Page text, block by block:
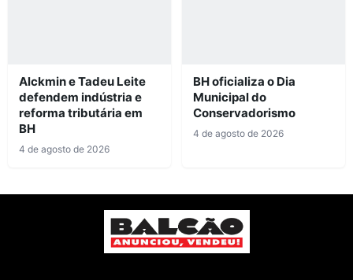
Alckmin e Tadeu Leite
defendem indústria e
reforma tributária em
BH
4 de agosto de 2026
BH oficializa o Dia
Municipal do
Conservadorismo
4 de agosto de 2026